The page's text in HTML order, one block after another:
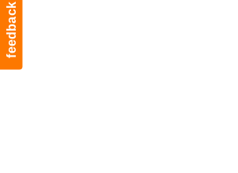
feedback